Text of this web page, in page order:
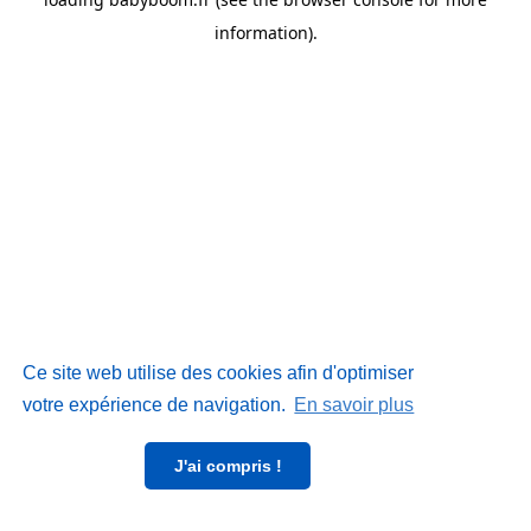
Ce site web utilise des cookies afin d'optimiser
votre expérience de navigation. En savoir plus
J'ai compris !
information).